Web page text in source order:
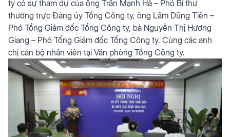
ty có sự tham dự của ông Trần Mạnh Hà – Phó Bí thư
thường trực Đảng ủy Tổng Công ty, ông Lâm Dũng Tiến –
Phó Tổng Giám đốc Tổng Công ty, bà Nguyễn Thị Hương
Giang – Phó Tổng Giám đốc Tổng Công ty. Cùng các anh
chị cán bộ nhân viên tại Văn phòng Tổng Công ty.